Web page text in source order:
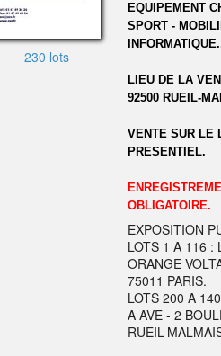
230 lots
EQUIPEMENT
SPORT -
LIEU DE LA
92500 RUEIL-
VENTE SUR LE
PRESENTIEL.
OBLIGATOIRE.
EXPOSITION
LOTS 1 A 116 :
ORANGE
75011 PARIS.
LOTS 200 A
A AVE - 2
RUEIL-